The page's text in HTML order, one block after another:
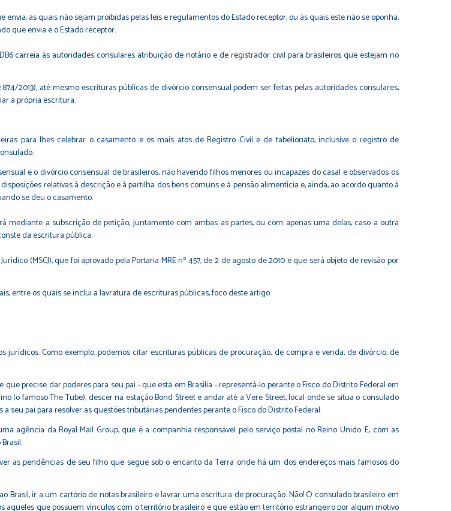
as quais não sejam proibidas pelas leis e regulamentos do Estado receptor, ou às quais este não se oponha,
que envia e o Estado receptor.
carreia às autoridades consulares atribuição de notário e de registrador civil para brasileiros que estejam no
2013), até mesmo escrituras públicas de divórcio consensual podem ser feitas pelas autoridades consulares,
a própria escritura.
para lhes celebrar o casamento e os mais atos de Registro Civil e de tabelionato, inclusive o registro de
e o divórcio consensual de brasileiros, não havendo filhos menores ou incapazes do casal e observados os
relativas à descrição e à partilha dos bens comuns e à pensão alimentícia e, ainda, ao acordo quanto à
se deu o casamento.
mediante a subscrição de petição, juntamente com ambas as partes, ou com apenas uma delas, caso a outra
da escritura pública.
(MSCJ), que foi aprovado pela Portaria MRE nº 457, de 2 de agosto de 2010 e que será objeto de revisão por
entre os quais se inclui a lavratura de escrituras públicas, foco deste artigo.
Como exemplo, podemos citar escrituras públicas de procuração, de compra e venda, de divórcio, de
precise dar poderes para seu pai - que está em Brasília - representá-lo perante o Fisco do Distrito Federal em
famoso The Tube), descer na estação Bond Street e andar até a Vere Street, local onde se situa o consulado
pai para resolver as questões tributárias pendentes perante o Fisco do Distrito Federal.
agência da Royal Mail Group, que é a companhia responsável pelo serviço postal no Reino Unido. E, com as
as pendências de seu filho que segue sob o encanto da Terra onde há um dos endereços mais famosos do
Brasil, ir a um cartório de notas brasileiro e lavrar uma escritura de procuração. Não! O consulado brasileiro em
aqueles que possuem vínculos com o território brasileiro e que estão em território estrangeiro por algum motivo